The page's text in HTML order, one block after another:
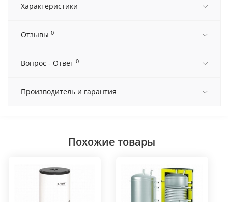
Характеристики
Отзывы 0
Вопрос - Ответ 0
Производитель и гарантия
Похожие товары